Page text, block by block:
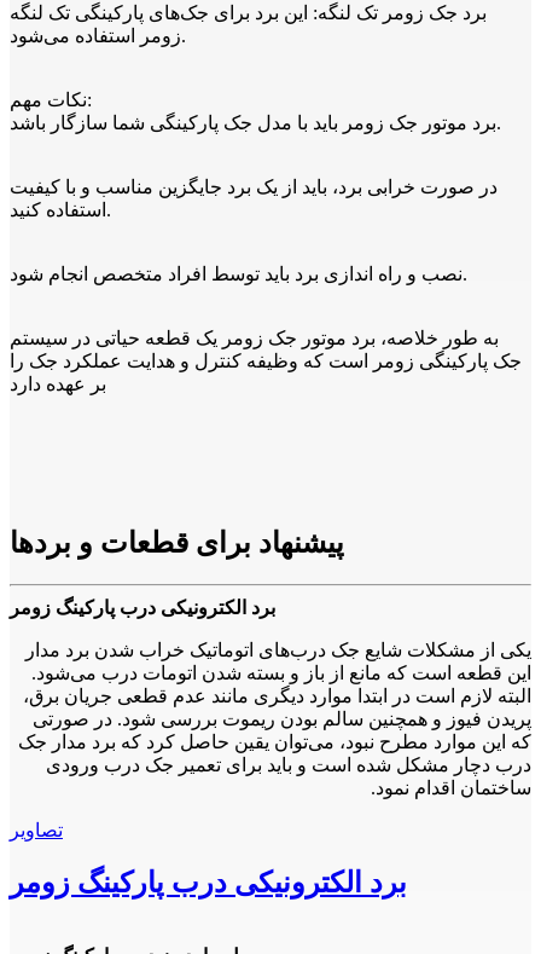
برد جک زومر تک لنگه: این برد برای جک‌های پارکینگی تک لنگه
زومر استفاده می‌شود.
نکات مهم:
برد موتور جک زومر باید با مدل جک پارکینگی شما سازگار باشد.
در صورت خرابی برد، باید از یک برد جایگزین مناسب و با کیفیت
استفاده کنید.
نصب و راه اندازی برد باید توسط افراد متخصص انجام شود.
به طور خلاصه، برد موتور جک زومر یک قطعه حیاتی در سیستم
جک پارکینگی زومر است که وظیفه کنترل و هدایت عملکرد جک را
بر عهده دارد
پیشنهاد برای قطعات و بردها
برد الکترونیکی درب پارکینگ زومر
یکی از مشکلات شایع جک درب‌های اتوماتیک خراب شدن برد مدار
این قطعه است که مانع از باز و بسته شدن اتومات درب می‌شود.
البته لازم است در ابتدا موارد دیگری مانند عدم قطعی جریان برق،
پریدن فیوز و همچنین سالم بودن ریموت بررسی شود. در صورتی
که این موارد مطرح نبود، می‌توان یقین حاصل کرد که برد مدار جک
درب دچار مشکل شده است و باید برای تعمیر جک درب ورودی
ساختمان اقدام نمود.
تصاویر
برد الکترونیکی درب پارکینگ زومر